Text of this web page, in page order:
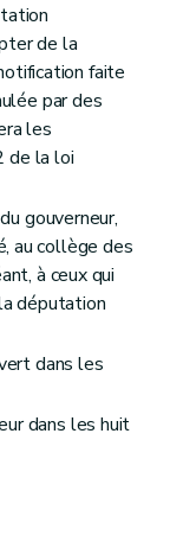
ou de la police rurale
de la
faite
par des
les
de la loi
gouverneur,
au collège des
à ceux qui
députation
dans les
dans les huit